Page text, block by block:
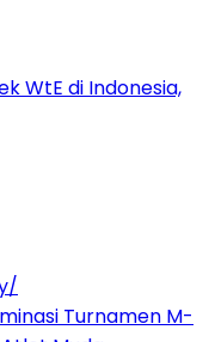
WtE di Indonesia,
Turnamen M-